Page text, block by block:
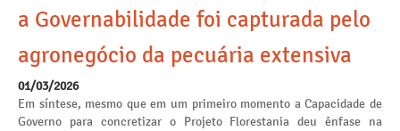
a Governabilidade foi capturada pelo
agronegócio da pecuária extensiva
01/03/2026
Em síntese, mesmo que em um primeiro momento a Capacidade de
Governo para concretizar o Projeto Florestania deu ênfase na